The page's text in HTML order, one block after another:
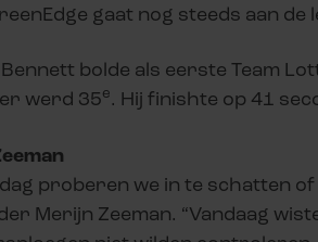
gaat nog steeds aan de
bolde als eerste Team
werd 35e. Hij finishte op 41
proberen we in te schatten
Merijn Zeeman. “Vandaag